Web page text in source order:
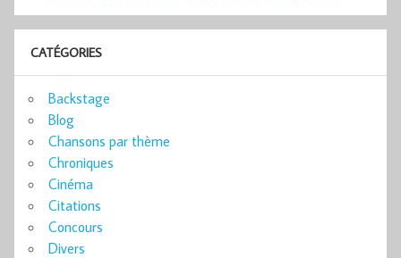
CATÉGORIES
Backstage
Blog
Chansons par thème
Chroniques
Cinéma
Citations
Concours
Divers